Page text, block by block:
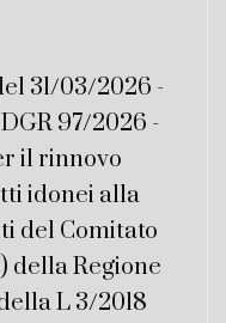
31/03/2026 -
97/2026 -
il rinnovo
idonei alla
del Comitato
della Regione
L 3/2018